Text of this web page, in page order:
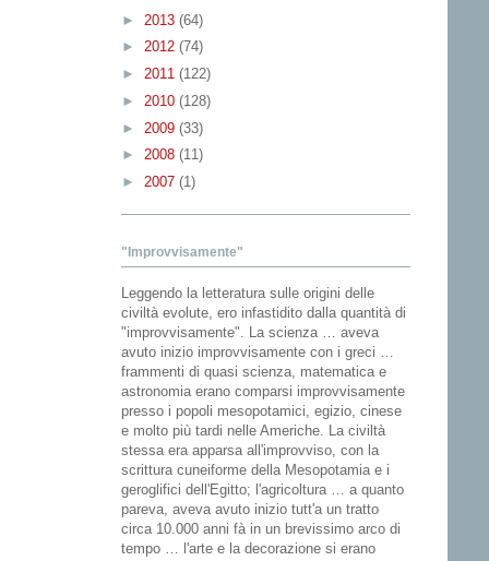
► 2013 (64)
► 2012 (74)
► 2011 (122)
► 2010 (128)
► 2009 (33)
► 2008 (11)
► 2007 (1)
"Improvvisamente"
Leggendo la letteratura sulle origini delle
civiltà evolute, ero infastidito dalla quantità di
"improvvisamente". La scienza … aveva
avuto inizio improvvisamente con i greci …
frammenti di quasi scienza, matematica e
astronomia erano comparsi improvvisamente
presso i popoli mesopotamici, egizio, cinese
e molto più tardi nelle Americhe. La civiltà
stessa era apparsa all'improvviso, con la
scrittura cuneiforme della Mesopotamia e i
geroglifici dell'Egitto; l'agricoltura … a quanto
pareva, aveva avuto inizio tutt'a un tratto
circa 10.000 anni fà in un brevissimo arco di
tempo … l'arte e la decorazione si erano